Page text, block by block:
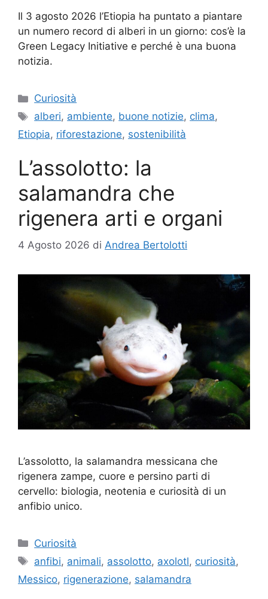
Il 3 agosto 2026 l’Etiopia ha puntato a piantare
un numero record di alberi in un giorno: cos’è la
Green Legacy Initiative e perché è una buona
notizia.
Categorie
Curiosità
Tag
alberi, ambiente, buone notizie, clima,
Etiopia, riforestazione, sostenibilità
L’assolotto: la
salamandra che
rigenera arti e organi
4 Agosto 2026 di Andrea Bertolotti
L’assolotto, la salamandra messicana che
rigenera zampe, cuore e persino parti di
cervello: biologia, neotenia e curiosità di un
anfibio unico.
Categorie
Curiosità
Tag
anfibi, animali, assolotto, axolotl, curiosità,
Messico, rigenerazione, salamandra